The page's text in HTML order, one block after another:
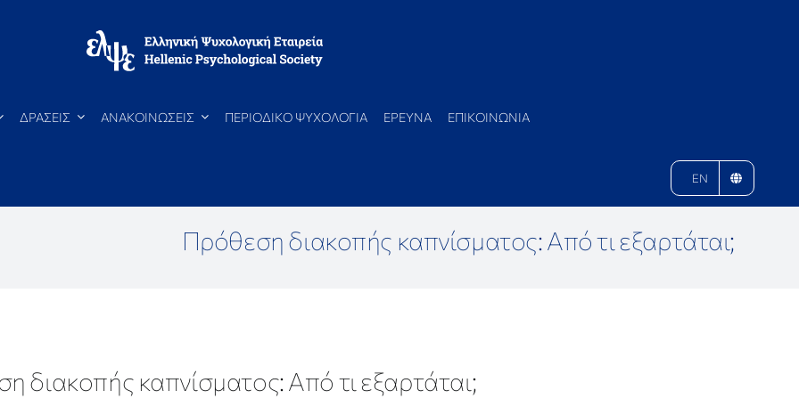
ΔΡΑΣΕΙΣ ΑΝΑΚΟΙΝΩΣΕΙΣ ΠΕΡΙΟΔΙΚΟ ΨΥΧΟΛΟΓΙΑ ΕΡΕΥΝΑ ΕΠΙΚΟΙΝΩΝΙΑ
EN
Πρόθεση διακοπής καπνίσματος: Από τι εξαρτάται;
διακοπής καπνίσματος: Από τι εξαρτάται;